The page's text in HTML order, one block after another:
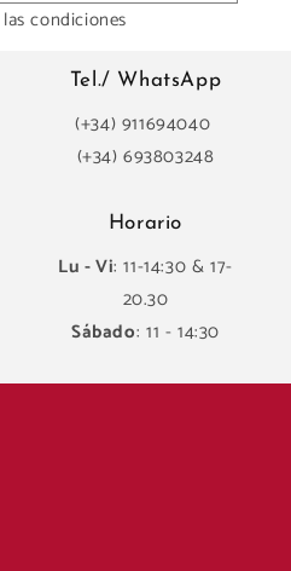
condiciones
Tel./ WhatsApp
(+34) 911694040
(+34) 693803248
Horario
Lu - Vi: 11-14:30 & 17-
20.30
Sábado: 11 - 14:30